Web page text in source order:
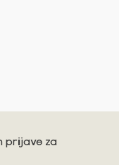
prijave za